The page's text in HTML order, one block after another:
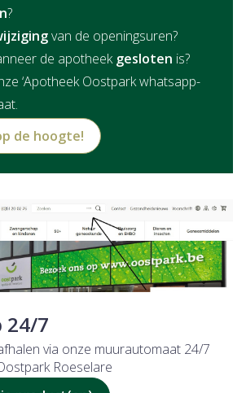
?
van de openingsuren?
de apotheek gesloten is?
‘Apotheek Oostpark whatsapp-
de hoogte!
24/7
via onze muurautomaat 24/7
Roeselare